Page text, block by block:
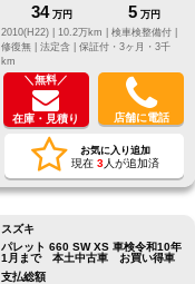
34 万円 5 万円
2010(H22) |
10.2万km |
検車検整備付 |
修復無 | 法定含 | 保証付・3ヶ月・3千
km
＼無料／
在庫・見積り 店舗に電話
お気に入り追加
現在 3人が追加済
スズキ
パレット 660 SW XS 車検令和10年
1月まで 本土中古車 お買い得車
支払総額